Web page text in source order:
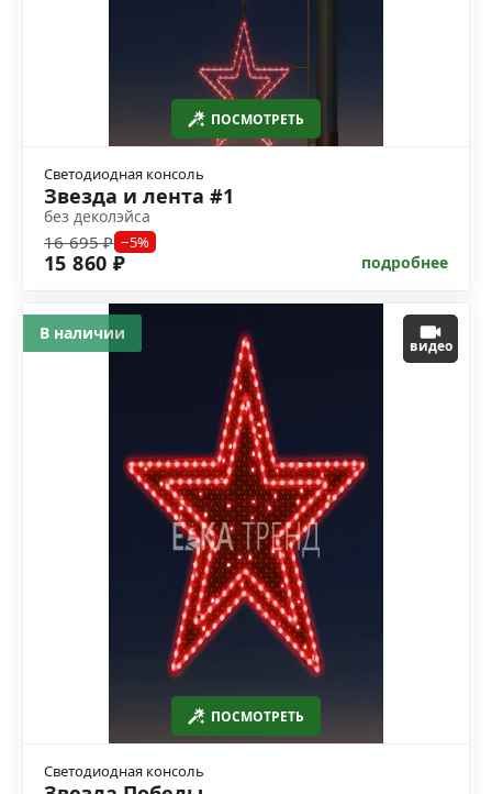
ПОСМОТРЕТЬ
Светодиодная консоль
Звезда и лента #1
без деколэйса
16 695 ₽ −5%
15 860 ₽ подробнее
ПОСМОТРЕТЬ
видео
Светодиодная консоль
В наличии